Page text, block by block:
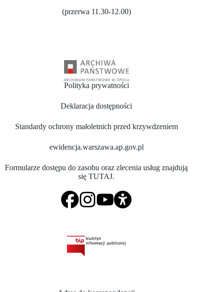
(przerwa 11.30-12.00)
Polityka prywatności
Deklaracja dostępności
Standardy ochrony małoletnich przed krzywdzeniem
ewidencja.warszawa.ap.gov.pl
Formularze dostępu do zasobu oraz zlecenia usług znajdują
sięTUTAJ.